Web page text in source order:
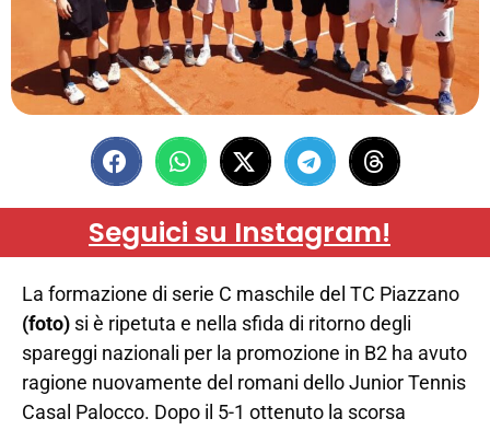
Seguici su Instagram!
La formazione di serie C maschile del TC Piazzano
(foto) si è ripetuta e nella sfida di ritorno degli
spareggi nazionali per la promozione in B2 ha avuto
ragione nuovamente del romani dello Junior Tennis
Casal Palocco. Dopo il 5-1 ottenuto la scorsa